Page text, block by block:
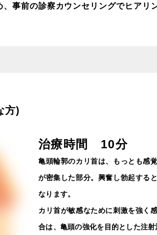
事前の診察カウンセリングでヒアリ
方)
治療時間 10分
亀頭輪郭のカリ首は、もっとも感
が密集した部分。興奮し勃起する
なります。
カリ首が敏感なために刺激を強く
合は、亀頭の強化を目的とした注射